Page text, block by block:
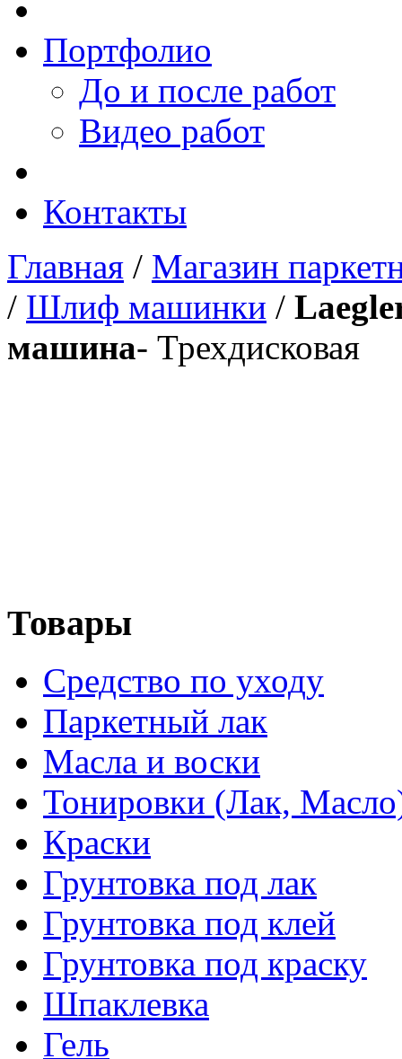
Портфолио
До и после работ
Видео работ
Контакты
Главная / Магазин
/ Шлиф машинки /
машина- Трехдисковая
Товары
Средство по уходу
Паркетный лак
Масла и воски
Тонировки (Лак,
Краски
Грунтовка под лак
Грунтовка под клей
Грунтовка под краску
Шпаклевка
Гель